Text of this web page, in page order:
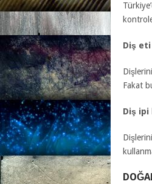
Diş eti
Fakat
Diş ipi